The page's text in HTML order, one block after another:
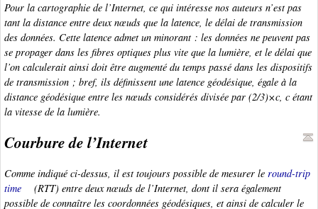
Pour la cartographie de l’Internet, ce qui intéresse nos auteurs n’est pas
tant la distance entre deux nœuds que la latence, le délai de transmission
des données. Cette latence admet un minorant : les données ne peuvent pas
se propager dans les fibres optiques plus vite que la lumière, et le délai que
l’on calculerait ainsi doit être augmenté du temps passé dans les dispositifs
de transmission ; bref, ils définissent une latence géodésique, égale à la
distance géodésique entre les nœuds considérés divisée par (2/3)×c, c étant
la vitesse de la lumière.
Courbure de l’Internet
Comme indiqué ci-dessus, il est toujours possible de mesurer le round-trip
time
(RTT) entre deux nœuds de l’Internet, dont il sera également
possible de connaître les coordonnées géodésiques, et ainsi de calculer le